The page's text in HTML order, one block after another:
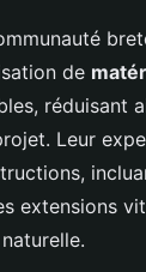
de
réduisant
Leur
extensions